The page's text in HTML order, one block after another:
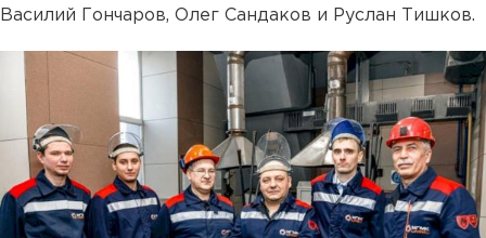
Василий Гончаров, Олег Сандаков и Руслан Тишков.